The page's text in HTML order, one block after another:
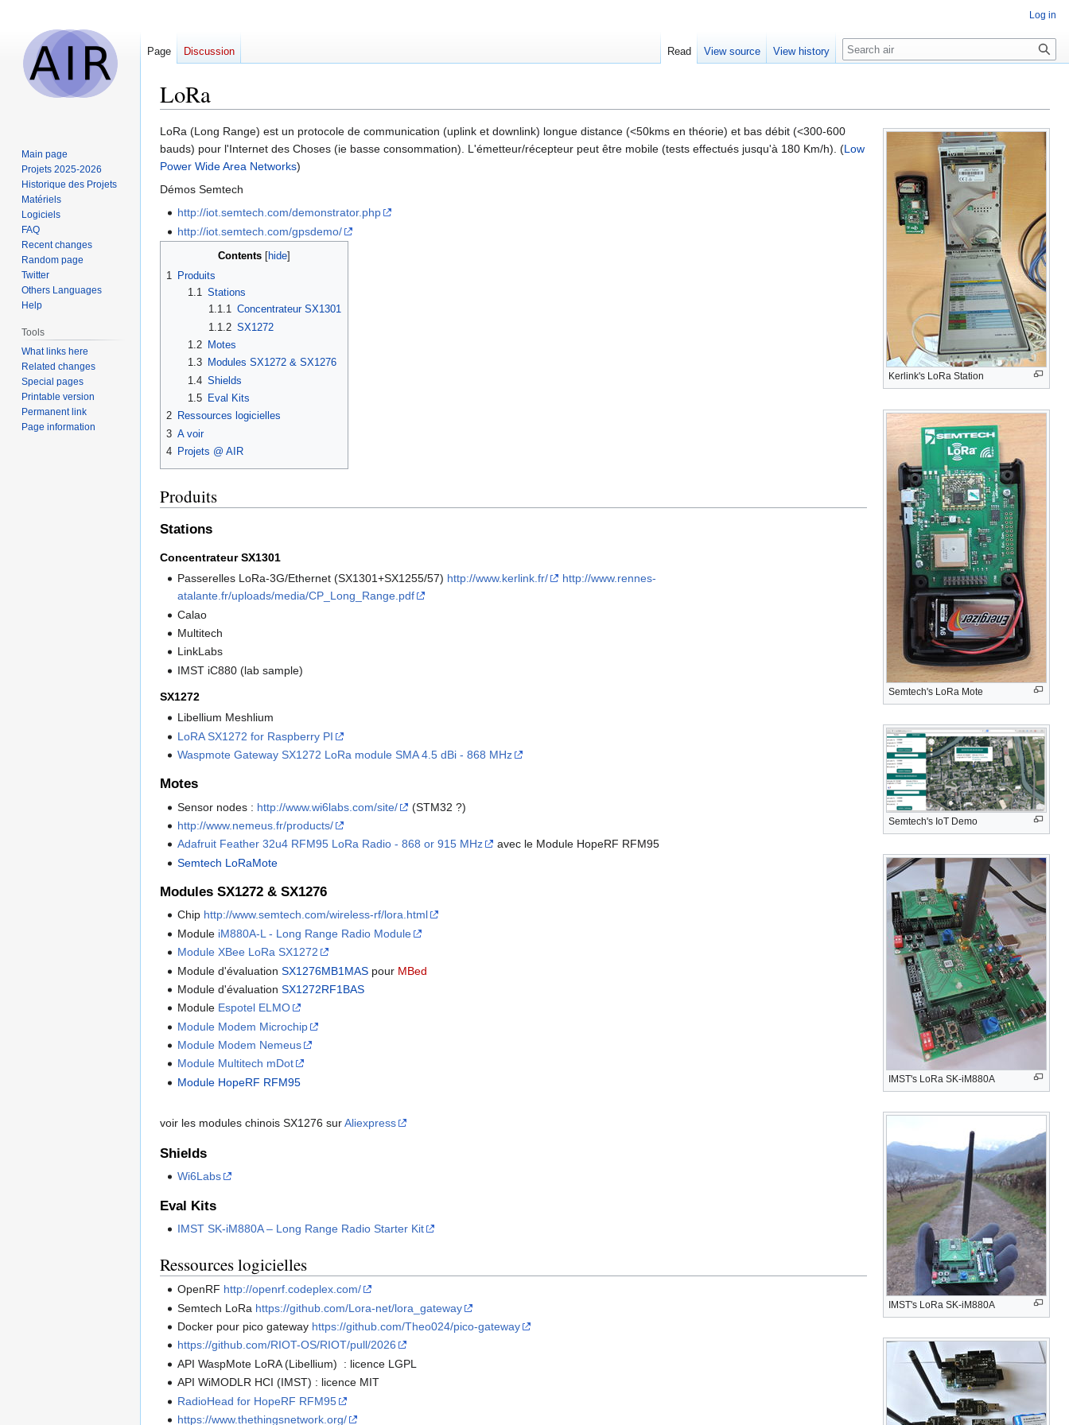
LoRa
Jump
to
navigation
Jump
to
search
Kerlink's LoRa Station
Semtech's LoRa Mote
Semtech's IoT Demo
IMST's LoRa SK-iM880A
IMST's LoRa SK-iM880A
LoRa (Long Range) est un protocole de communication (uplink et downlink) longue distance (<50kms en théorie) et bas débit (<300-600
bauds) pour l'Internet des Choses (ie basse consommation). L'émetteur/récepteur peut être mobile (tests effectués jusqu'à 180 Km/h). (Low
Power Wide Area Networks)
Démos Semtech
http://iot.semtech.com/demonstrator.php
http://iot.semtech.com/gpsdemo/
Contents
1 Produits
1.1 Stations
1.1.1 Concentrateur SX1301
1.1.2 SX1272
1.2
Motes
1.3
Modules SX1272 & SX1276
1.4 Shields
1.5
Eval Kits
2 Ressources logicielles
3 A voir
4 Projets @ AIR
Produits
Stations
Concentrateur SX1301
Passerelles LoRa-3G/Ethernet (SX1301+SX1255/57) http://www.kerlink.fr/
http://www.rennes-
atalante.fr/uploads/media/CP_Long_Range.pdf
Calao
Multitech
LinkLabs
IMST iC880 (lab sample)
SX1272
Libellium Meshlium
LoRA SX1272 for Raspberry PI
Waspmote Gateway SX1272 LoRa module SMA 4.5 dBi - 868 MHz
Motes
Sensor nodes : http://www.wi6labs.com/site/
(STM32 ?)
http://www.nemeus.fr/products/
Adafruit Feather 32u4 RFM95 LoRa Radio - 868 or 915 MHz
avec le Module HopeRF RFM95
Semtech LoRaMote
Modules SX1272 & SX1276
Chip http://www.semtech.com/wireless-rf/lora.html
Module iM880A-L - Long Range Radio Module
Module XBee LoRa SX1272
Module d'évaluationSX1276MB1MAS pour MBed
Module d'évaluationSX1272RF1BAS
Module Espotel ELMO
Module Modem Microchip
Module Modem Nemeus
Module Multitech mDot
Module HopeRF RFM95
voir les modules chinois SX1276 surAliexpress
Shields
Wi6Labs
Eval Kits
IMST SK-iM880A – Long Range Radio Starter Kit
Ressources logicielles
OpenRF http://openrf.codeplex.com/
Semtech LoRa https://github.com/Lora-net/lora_gateway
Docker pour pico gateway https://github.com/Theo024/pico-gateway
https://github.com/RIOT-OS/RIOT/pull/2026
API WaspMote LoRA (Libellium) : licence LGPL
API WiMODLR HCI (IMST) : licence MIT
RadioHead for HopeRF RFM95
https://www.thethingsnetwork.org/
Log in
Page Discussion Read View source View history Search
Main page
Projets 2025-2026
Historique des Projets
Matériels
Logiciels
FAQ
Recent changes
Random page
Twitter
Others Languages
Help
Tools
What links here
Related changes
Special pages
Printable version
Permanent link
Page information